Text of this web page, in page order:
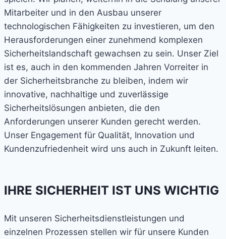
Mitarbeiter und in den Ausbau unserer
technologischen Fähigkeiten zu investieren, um den
Herausforderungen einer zunehmend komplexen
Sicherheitslandschaft gewachsen zu sein. Unser Ziel
ist es, auch in den kommenden Jahren Vorreiter in
der Sicherheitsbranche zu bleiben, indem wir
innovative, nachhaltige und zuverlässige
Sicherheitslösungen anbieten, die den
Anforderungen unserer Kunden gerecht werden.
Unser Engagement für Qualität, Innovation und
Kundenzufriedenheit wird uns auch in Zukunft leiten.
IHRE SICHERHEIT IST UNS WICHTIG
Mit unseren Sicherheitsdienstleistungen und
einzelnen Prozessen stellen wir für unsere Kunden